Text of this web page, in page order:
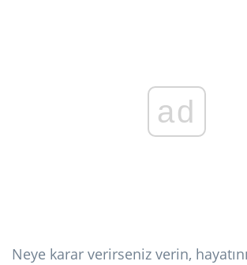
ad
Neye karar verirseniz verin,